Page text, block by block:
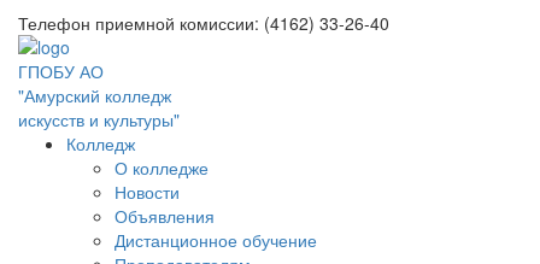
Телефон приемной комиссии: (4162) 33-26-40
ГПОБУ АО
"Амурский колледж
искусств и культуры"
Колледж
О колледже
Новости
Объявления
Дистанционное обучение